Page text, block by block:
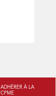
ADHÉRER À LA
CPME